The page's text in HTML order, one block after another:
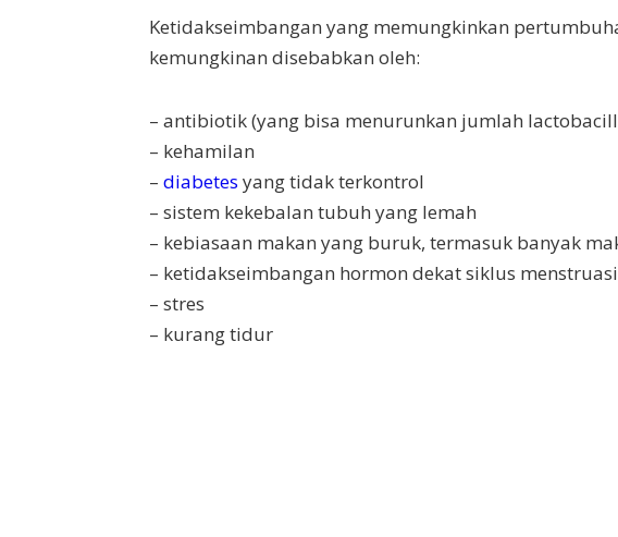
Ketidakseimbangan yang memungkinkan
kemungkinan disebabkan oleh:
– antibiotik (yang bisa menurunkan jumlah
– kehamilan
– diabetes yang tidak terkontrol
– sistem kekebalan tubuh yang lemah
– kebiasaan makan yang buruk, termasuk banyak
– ketidakseimbangan hormon dekat siklus
– stres
– kurang tidur